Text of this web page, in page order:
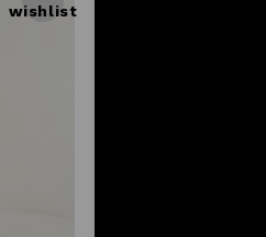
wishlist